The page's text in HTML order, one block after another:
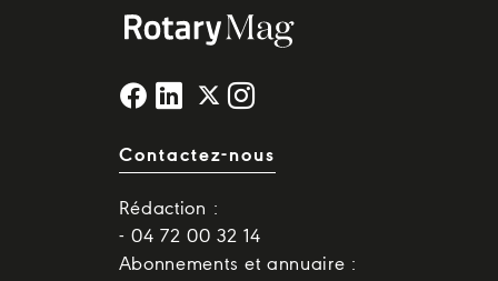
Contactez-nous
Rédaction :
- 04 72 00 32 14
Abonnements et annuaire :